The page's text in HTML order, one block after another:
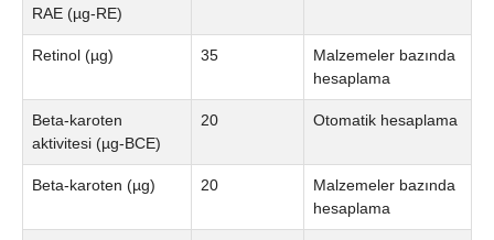
RAE (µg-RE)
Retinol (µg) 35
Malzemeler bazında
hesaplama
Beta-karoten
aktivitesi (µg-BCE)
20 Otomatik hesaplama
Beta-karoten (µg) 20
Malzemeler bazında
hesaplama